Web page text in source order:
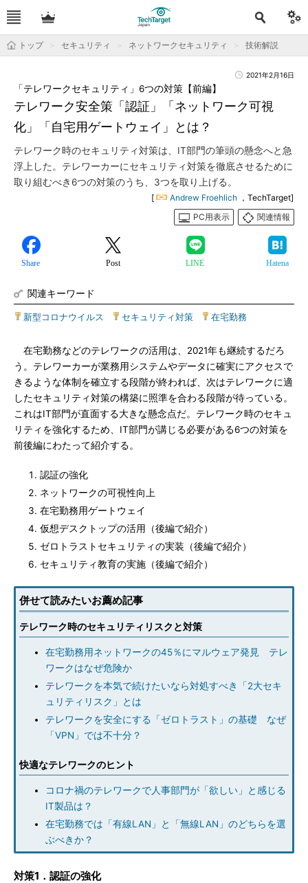
トップ セキュリティ ネットワークセキュリティ 技術解説
2021年2月16日
テレワーク安全策「認証」「ネットワーク可視
化」「自宅用ゲートウェイ」とは？
「テレワークセキュリティ」6つの対策【前編】
テレワーク時のセキュリティ対策は、IT部門の筆頭の懸念へと急
浮上した。テレワーカーにセキュリティ対策を徹底させるために
取り組むべき6つの対策のうち、3つを取り上げる。
[ Andrew Froehlich ，TechTarget]
PC用表示
関連情報
Share Post LINE Hatena
関連キーワード
新型コロナウイルス セキュリティ対策 在宅勤務
在宅勤務などのテレワークの活用は、2021年も継続するだろ
う。テレワーカーが業務用システムやデータに確実にアクセスで
きるような体制を確立する段階が終われば、次はテレワークに適
したセキュリティ対策の構築に照準を合わる段階が待っている。
これはIT部門が直面する大きな懸念点だ。テレワーク時のセキュ
リティを強化するため、IT部門が講じる必要がある6つの対策を
前後編にわたって紹介する。
認証の強化
ネットワークの可視性向上
在宅勤務用ゲートウェイ
仮想デスクトップの活用（後編で紹介）
ゼロトラストセキュリティの実装（後編で紹介）
セキュリティ教育の実施（後編で紹介）
併せて読みたいお薦め記事
テレワーク時のセキュリティリスクと対策
在宅勤務用ネットワークの45％にマルウェア発見 テレ
ワークはなぜ危険か
テレワークを本気で続けたいなら対処すべき「2大セキ
ュリティリスク」とは
テレワークを安全にする「ゼロトラスト」の基礎 なぜ
「VPN」では不十分？
快適なテレワークのヒント
コロナ禍のテレワークで人事部門が「欲しい」と感じる
IT製品は？
在宅勤務では「有線LAN」と「無線LAN」のどちらを選
ぶべきか？
対策1．認証の強化